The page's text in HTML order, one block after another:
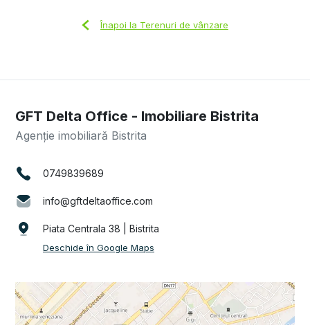
Înapoi la Terenuri de vânzare
GFT Delta Office - Imobiliare Bistrita
Agenție imobiliară Bistrita
0749839689
info@gftdeltaoffice.com
Piata Centrala 38 | Bistrita
Deschide în Google Maps